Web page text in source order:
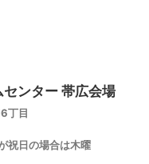
ンター 帯広会場
丁目
祝日の場合は木曜